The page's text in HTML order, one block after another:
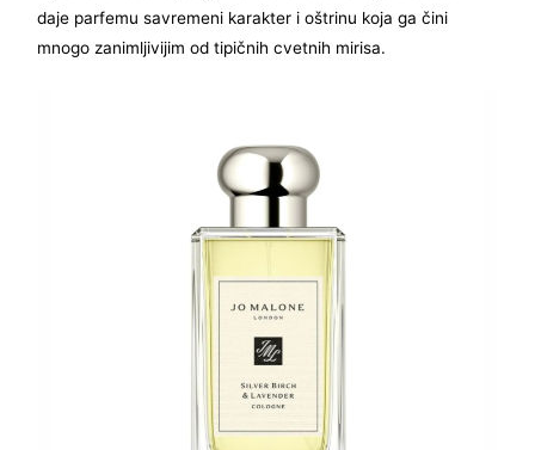
daje parfemu savremeni karakter i oštrinu koja ga čini
mnogo zanimljivijim od tipičnih cvetnih mirisa.